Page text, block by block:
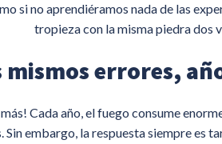
si no aprendiéramos nada de las
tropieza con la misma piedra dos
mismos errores,
Cada año, el fuego consume
embargo, la respuesta siempre es